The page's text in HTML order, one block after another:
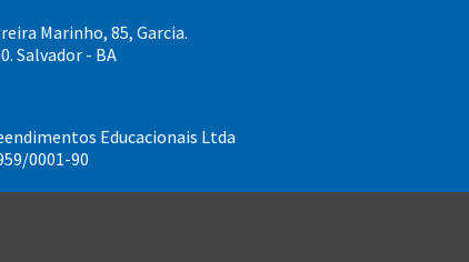
Marinho, 85, Garcia.
Salvador - BA
Educacionais Ltda
0001-90